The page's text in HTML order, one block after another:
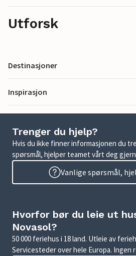
Utforsk
Destinasjoner
Inspirasjon
Trenger du hjelp?
Hvis du ikke finner informasjonen du
spørsmål, hjelper teamet vårt deg
Vanlige spørsmål,
Hvorfor bør du leie ut
Novasol?
50 000 feriehus i 18 land. Utleie av
Servicesteder over hele Europa. Ingen